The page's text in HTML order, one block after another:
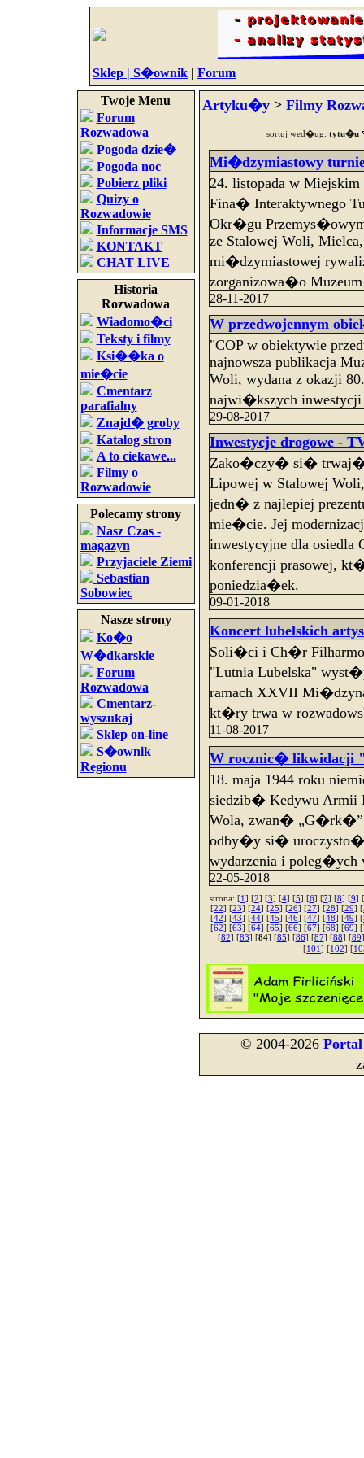
Sklep | S�ownik | Forum
Twoje Menu
Forum
Rozwadowa
Pogoda dzie�
Pogoda noc
Pobierz pliki
Quizy o
Rozwadowie
Informacje SMS
KONTAKT
CHAT LIVE
Historia
Rozwadowa
Wiadomo�ci
Teksty i filmy
Ksi��ka o
mie�cie
Cmentarz
parafialny
Znajd� groby
Katalog stron
A to ciekawe...
Filmy o
Rozwadowie
Polecamy strony
Nasz Czas -
magazyn
Przyjaciele Ziemi
Sebastian
Sobowiec
Nasze strony
Ko�o
W�dkarskie
Forum
Rozwadowa
Cmentarz-
wyszukaj
Sklep on-line
S�ownik
Regionu
Artyku�y> Filmy
sortuj wed�ug: tytu�u
Mi�dzymiastowy
24. listopada w
Fina� Interaktywnego
Okr�gu
ze Stalowej Woli,
mi�dzymiastowej
zorganizowa�o Muzeum
28-11-2017
W przedwojennym
"COP w obiektywie
najnowsza publikacja
Woli, wydana z okazji
najwi�kszych
29-08-2017
Inwestycje drogowe -
Zako�czy� si�
Lipowej w Stalowej
jedn� z najlepiej
mie�cie. Jej
inwestycyjne dla osiedla
konferencji prasowej,
poniedzia�ek.
09-01-2018
Koncert lubelskich
Soli�ci i Ch�r
"Lutnia Lubelska"
ramach XXVII
kt�ry trwa w
11-08-2017
W rocznic� likwidacji
18. maja 1944 roku
siedzib� Kedywu Armii
Wola, zwan�
odby�y si�
wydarzenia i
22-05-2018
strona: [1] [2] [3] [4] [5] [6] [7] [8] [9] [
[22] [23] [24] [25] [26] [27] [28] [29] [
[42] [43] [44] [45] [46] [47] [48] [49] [
[62] [63] [64] [65] [66] [67] [68] [69] [
[82] [83] [84] [85] [86] [87] [88] [89
[101] [102] [
© 2004-2026